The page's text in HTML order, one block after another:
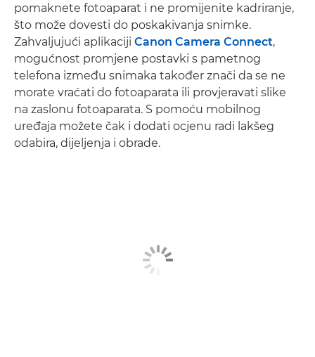
pomaknete fotoaparat i ne promijenite kadriranje,
što može dovesti do poskakivanja snimke.
Zahvaljujući aplikaciji Canon Camera Connect,
mogućnost promjene postavki s pametnog
telefona između snimaka također znači da se ne
morate vraćati do fotoaparata ili provjeravati slike
na zaslonu fotoaparata. S pomoću mobilnog
uređaja možete čak i dodati ocjenu radi lakšeg
odabira, dijeljenja i obrade.